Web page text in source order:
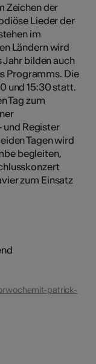
Zeichen der
Lieder der
im
Ländern wird
bilden auch
Programms. Die
und 15:30 statt.
Tag zum
und Register
Tagen wird
begleiten,
zum Einsatz
patrick-